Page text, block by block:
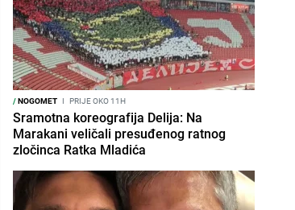
/NOGOMET I PRIJE OKO 11H
Sramotna koreografija Delija: Na
Marakani veličali presuđenog ratnog
zločinca Ratka Mladića